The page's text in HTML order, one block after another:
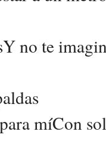
no te
míCon